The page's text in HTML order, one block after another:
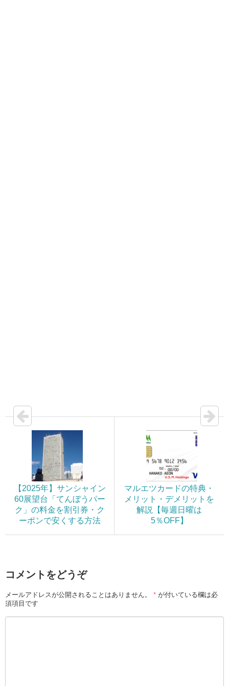
【2025年】サンシャイン
60展望台「てんぼうパー
ク」の料金を割引券・ク
ーポンで安くする方法
マルエツカードの特典・
メリット・デメリットを
解説【毎週日曜は
5％OFF】
コメントをどうぞ
メールアドレスが公開されることはありません。 * が付いている欄は必
須項目です